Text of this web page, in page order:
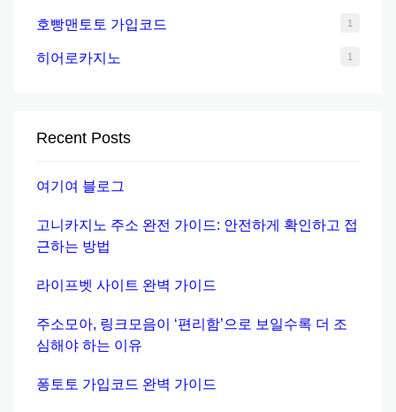
호빵맨토토 가입코드 1
히어로카지노 1
Recent Posts
여기여 블로그
고니카지노 주소 완전 가이드: 안전하게 확인하고 접
근하는 방법
라이프벳 사이트 완벽 가이드
주소모아, 링크모음이 ‘편리함’으로 보일수록 더 조
심해야 하는 이유
퐁토토 가입코드 완벽 가이드